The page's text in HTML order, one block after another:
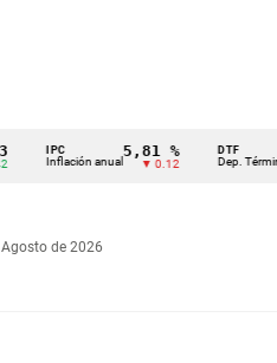
IPC
Inflación anual
5,81 %
▼ 0.12
DTF
Dep. Término Fijo
Agosto de 2026